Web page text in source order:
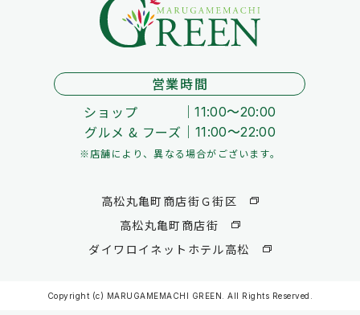
営業時間
ショップ
11:00～20:00
グルメ & フーズ 11:00～22:00
※店舗により、異なる場合がございます。
高松丸亀町商店街Ｇ街区
高松丸亀町商店街
ダイワロイネットホテル高松
Copyright (c) MARUGAMEMACHI GREEN. All Rights Reserved.